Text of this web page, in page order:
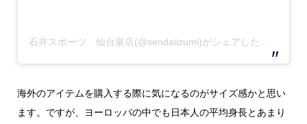
海外のアイテムを購入する際に気になるのがサイズ感かと思い
ます。ですが、ヨーロッパの中でも日本人の平均身長とあまり